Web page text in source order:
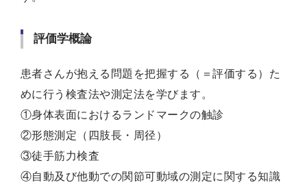
評価学概論
患者さんが抱える問題を把握する（＝評価する）た
めに行う検査法や測定法を学びます。
①身体表面におけるランドマークの触診
②形態測定（四肢長・周径）
③徒手筋力検査
④自動及び他動での関節可動域の測定に関する知識